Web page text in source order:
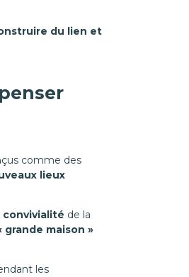
du lien et
comme des
lieux
convivialité de la
grande maison »
les